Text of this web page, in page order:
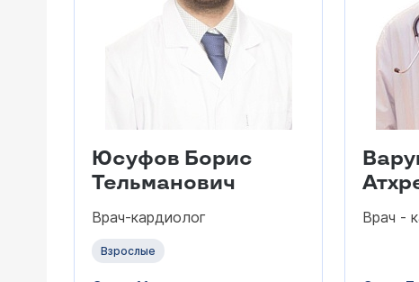
Юсуфов Борис
Тельманович
Врач-кардиолог
Взрослые
Врач -